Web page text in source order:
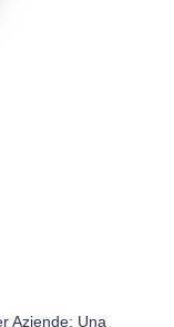
Aziende: Una